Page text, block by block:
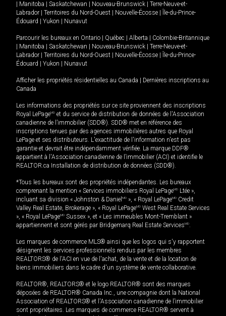
Manitoba Saskatchewan Nouveau-Brunswick
Terre-Neuve-et-
Labrador
Territoires du Nord-Ouest Nouvelle-Écosse
Île-du-Prince-
Édouard
Yukon Nunavut
Parcourir les bureaux en Ontario Québec Alberta
Colombie-Britannique
Manitoba Saskatchewan Nouveau-Brunswick
Terre-Neuve-et-
Labrador
Territoires du Nord-Ouest Nouvelle-Écosse
Île-du-Prince-
Édouard
Yukon Nunavut
Afficher les propriétés résidentielles au Canada
Dernières inscriptions au
Canada
Les informations des propriétés sur ce site proviennent des inscriptions
Royal LePageMD et du service de distribution de données de l'Association
canadienne de l’immobilier (SDD®). SDD® met en référence des
inscriptions tenues par des agences immobilières autres que Royal
LePage et ses distributeurs. L'exactitude de l'information n'est pas
garantie et devrait être indépendamment vérifiée. La marque DDF®
appartient à l'Association canadienne de l’immobilier (ACI) et identifie le
REALTOR.ca Installation de distribution de données (SDD®).
*Tous les bureaux sont des propriétés indépendantes. Les bureaux
comprenant la mention « Services immobiliers Royal LePageMD Ltée »,
incluant sa division « Johnston & Daniel MD », « Royal LePageMD Credit
Valley Real Estate, Brokerage », « Royal LePageMD West Real Estate Services
», « Royal LePageMD Sussex », et « Les immeubles Mont-Tremblant »
appartiennent et sont gérés par Bridgemarq Real Estate ServicesMD.
Les marques de commerce MLS® ainsi que les logos qui s'y rapportent
désignent les services professionnels rendus par les membres
REALTORS® de l'ACI en vue de l'achat, de la vente et de la location de
biens immobiliers dans le cadre d'un système de vente collaborative.
REALTOR®, REALTORS® et le logo REALTOR® sont des marques
déposées de REALTOR® Canada Inc., une compagnie dont la National
Association of REALTORS® et l'Association canadienne de l’immobilier
sont propriétaires. Les marques de commerce REALTOR® servent à